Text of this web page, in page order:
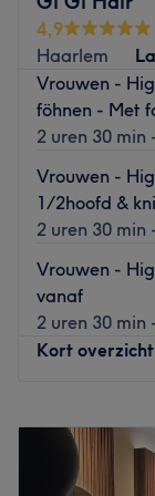
trendy salon
jou je wensen
aan de slag
past en waar je
producten van
Goldwell,
Ook nog
wenkbrauwen?
salon
via haar eigen
4,9
Haarlem
Vrouwen -
föhnen - Met
2 uren 30 min
Vrouwen -
1/2hoofd &
2 uren 30 min
Vrouwen -
vanaf
2 uren 30 min
Kort
Dinsdag
Donderdag